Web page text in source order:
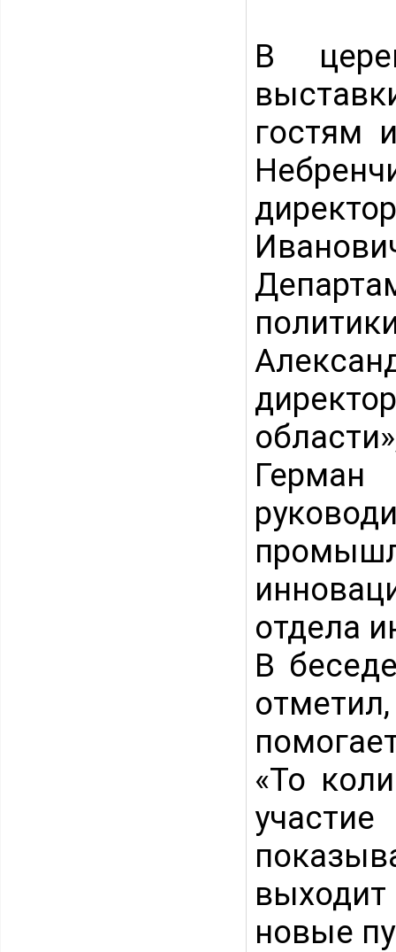
В
гостям
отдела
В
«То
новые